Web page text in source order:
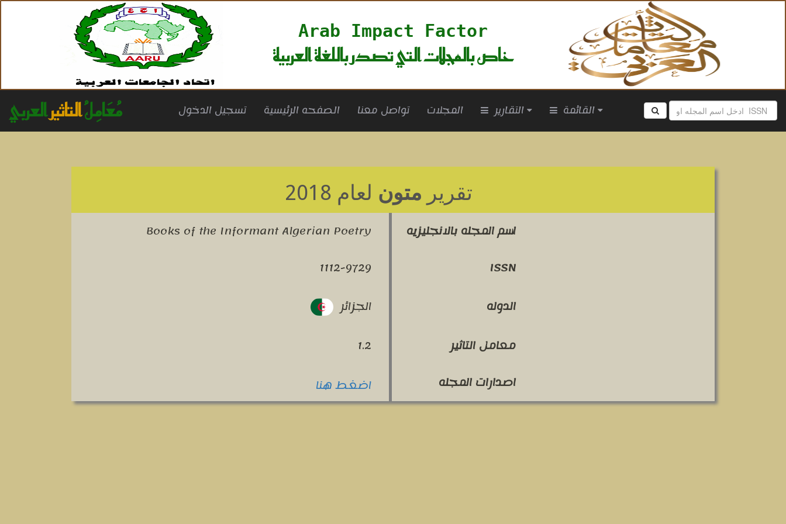
Arab Impact Factor
خاص بالمجلات التي تصدر باللغة العربية
مُعَامِلُالتاثيرالعربي تسجيل الدخول الصفحه الرئيسية تواصل معنا المجلات التقارير القائمة
تقرير متون لعام 2018
اسم المجله بالانجليزيه
Books of the Informant Algerian Poetry
ISSN
1112-9729
الدوله
الجزائر
معامل التاثير
1.2
اصدارات المجله
اضغط هنا